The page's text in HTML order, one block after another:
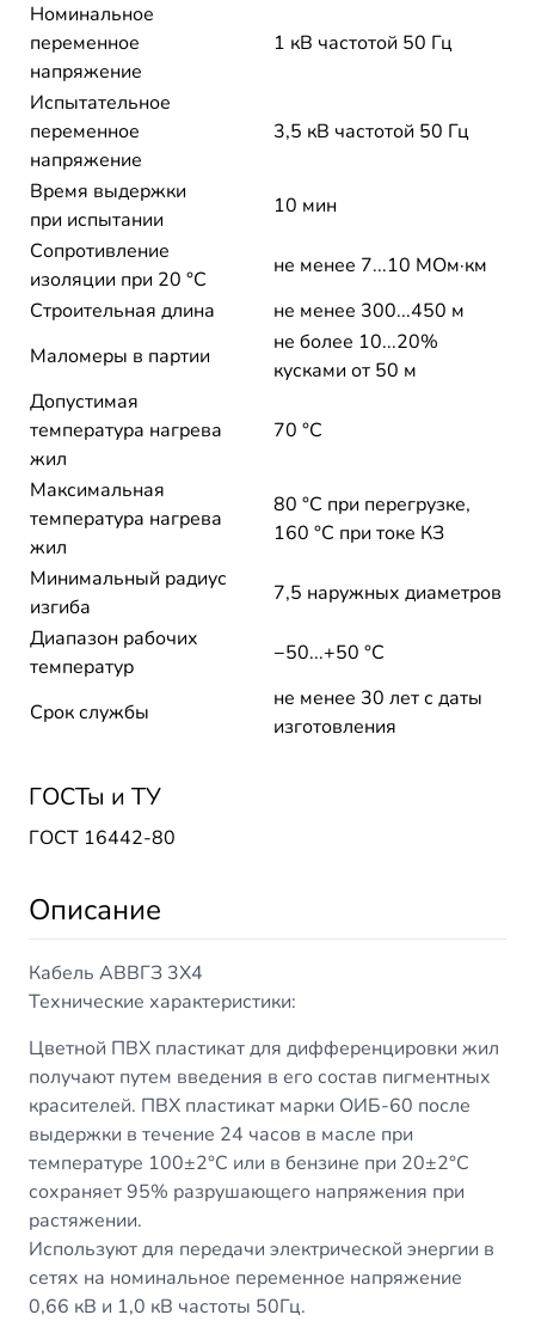
Номинальное
переменное
напряжение
1 кВ частотой 50 Гц
Испытательное
переменное
напряжение
3,5 кВ частотой 50 Гц
Время выдержки
при испытании
10 мин
Сопротивление
изоляции при 20 °С
не менее 7...10 МОм·км
Строительная длина
не менее 300...450 м
Маломеры в партии
не более 10...20%
кусками от 50 м
Допустимая
температура нагрева
жил
70 °C
Максимальная
температура нагрева
жил
80 °C при перегрузке,
160 °C при токе КЗ
Минимальный радиус
изгиба
7,5 наружных диаметров
Диапазон рабочих
температур
−50...+50 °C
Срок службы
не менее 30 лет с даты
изготовления
ГОСТы и ТУ
ГОСТ 16442-80
Описание
Кабель АВВГЗ 3Х4
Технические характеристики:
Цветной ПВХ пластикат для дифференцировки жил
получают путем введения в его состав пигментных
красителей. ПВХ пластикат марки ОИБ-60 после
выдержки в течение 24 часов в масле при
температуре 100±2°С или в бензине при 20±2°С
сохраняет 95% разрушающего напряжения при
растяжении.
Используют для передачи электрической энергии в
сетях на номинальное переменное напряжение
0,66 кВ и 1,0 кВ частоты 50Гц.